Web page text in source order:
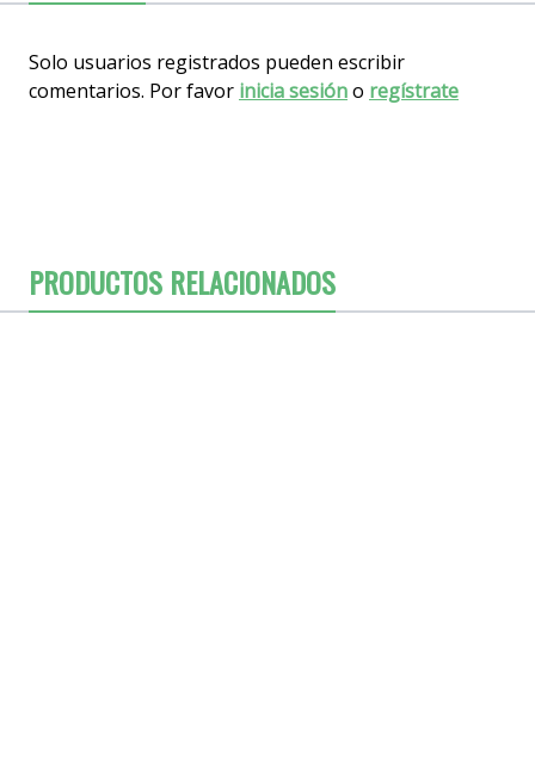
Solo usuarios registrados pueden escribir
comentarios. Por favor inicia sesióno regístrate
PRODUCTOS RELACIONADOS